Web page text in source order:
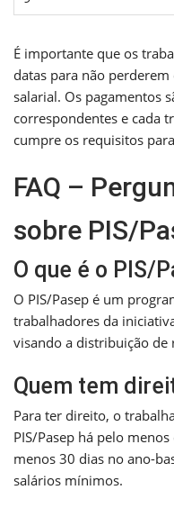
É importante que os
datas para não
salarial. Os pagamentos
correspondentes e cada
cumpre os requisitos
FAQ –
sobre PIS/
O que é o PIS/
O PIS/Pasep é um
trabalhadores da
visando a distribuição de
Quem tem
Para ter direito, o
PIS/Pasep há pelo
menos 30 dias no ano-
salários mínimos.